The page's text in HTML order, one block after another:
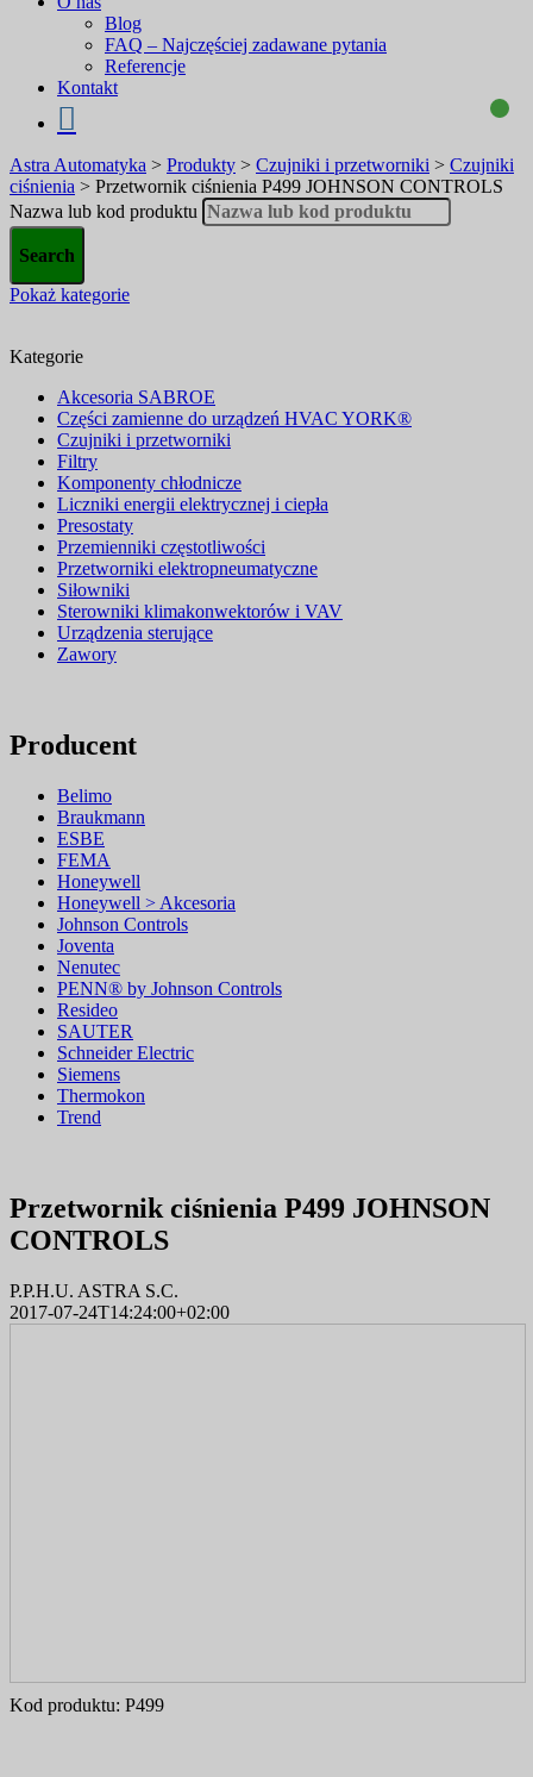
Blog
FAQ – Najczęściej zadawane pytania
Referencje
Kontakt
Astra Automatyka > Produkty > Czujniki i przetworniki > Czujniki
ciśnienia > Przetwornik ciśnienia P499 JOHNSON CONTROLS
Nazwa lub kod produktu
Pokaż kategorie
Kategorie
Akcesoria SABROE
Części zamienne do urządzeń HVAC YORK®
Czujniki i przetworniki
Filtry
Komponenty chłodnicze
Liczniki energii elektrycznej i ciepła
Presostaty
Przemienniki częstotliwości
Przetworniki elektropneumatyczne
Siłowniki
Sterowniki klimakonwektorów i VAV
Urządzenia sterujące
Zawory
Producent
Belimo
Braukmann
ESBE
FEMA
Honeywell
Honeywell > Akcesoria
Johnson Controls
Joventa
Nenutec
PENN® by Johnson Controls
Resideo
SAUTER
Schneider Electric
Siemens
Thermokon
Trend
Przetwornik ciśnienia P499 JOHNSON
CONTROLS
P.P.H.U. ASTRA S.C.
2017-07-24T14:24:00+02:00
Kod produktu: P499